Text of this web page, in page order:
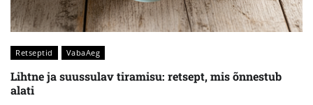
Retseptid VabaAeg
Lihtne ja suussulav tiramisu: retsept, mis õnnestub
alati